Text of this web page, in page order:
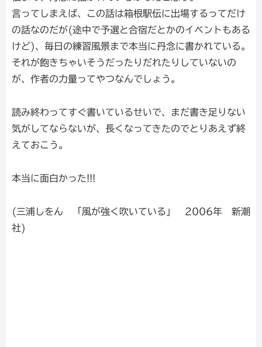
言ってしまえば、この話は箱根駅伝に出場するってだけ
の話なのだが(途中で予選と合宿だとかのイベントもある
けど)、毎日の練習風景まで本当に丹念に書かれている。
それが飽きちゃいそうだったりだれたりしていないの
が、作者の力量ってやつなんでしょう。
読み終わってすぐ書いているせいで、まだ書き足りない
気がしてならないが、長くなってきたのでとりあえず終
えておこう。
本当に面白かった!!!
(三浦しをん 「風が強く吹いている」 2006年 新潮
社)